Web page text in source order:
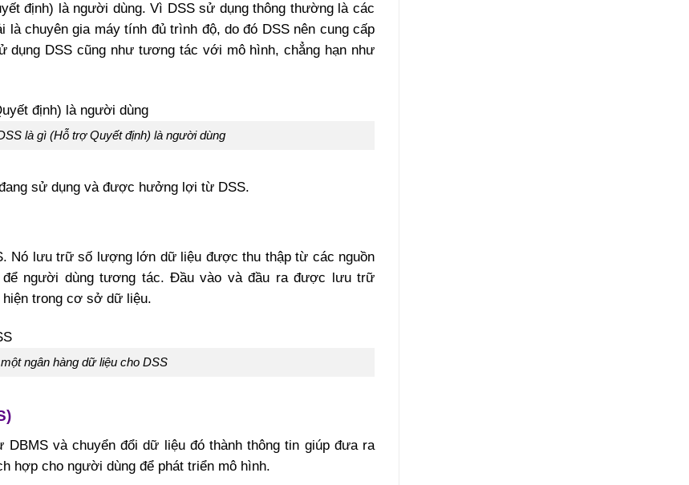
định) là người dùng. Vì DSS sử dụng thông thường là các
là chuyên gia máy tính đủ trình độ, do đó DSS nên cung cấp
DSS cũng như tương tác với mô hình, chẳng hạn như
là gì (Hỗ trợ Quyết định) là người dùng
sử dụng và được hưởng lợi từ DSS.
Nó lưu trữ số lượng lớn dữ liệu được thu thập từ các nguồn
người dùng tương tác. Đầu vào và đầu ra được lưu trữ
trong cơ sở dữ liệu.
ngân hàng dữ liệu cho DSS
và chuyển đổi dữ liệu đó thành thông tin giúp đưa ra
hợp cho người dùng để phát triển mô hình.